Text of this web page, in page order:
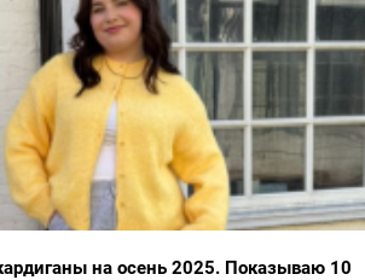
на осень 2025. Показываю 10